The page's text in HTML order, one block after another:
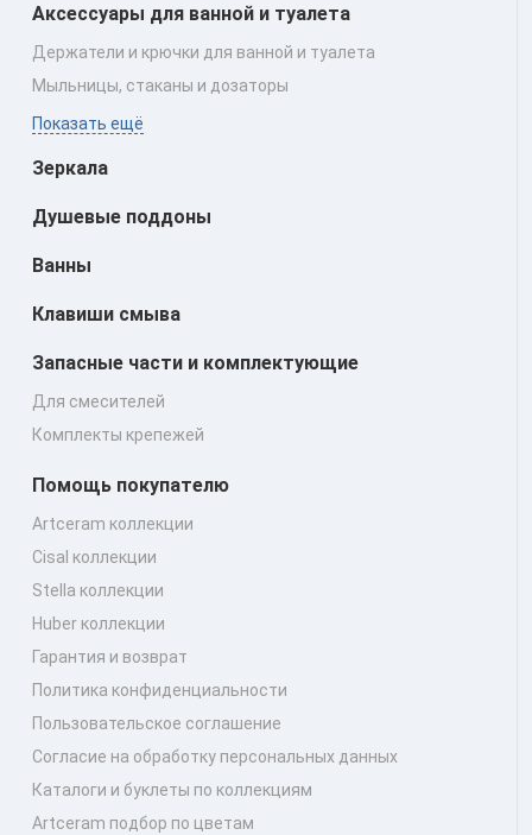
Аксессуары для ванной и туалета
Держатели и крючки для ванной и туалета
Мыльницы, стаканы и дозаторы
Показать ещё
Зеркала
Душевые поддоны
Ванны
Клавиши смыва
Запасные части и комплектующие
Для смесителей
Комплекты крепежей
Помощь покупателю
Artceram коллекции
Cisal коллекции
Stella коллекции
Huber коллекции
Гарантия и возврат
Политика конфиденциальности
Пользовательское соглашение
Согласие на обработку персональных данных
Каталоги и буклеты по коллекциям
Artceram подбор по цветам